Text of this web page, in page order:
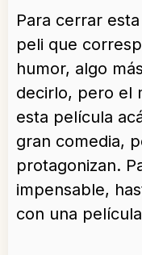
Para cerrar
peli que
humor, algo
decirlo, pero el
esta película
gran comedia,
protagonizan.
impensable,
con una